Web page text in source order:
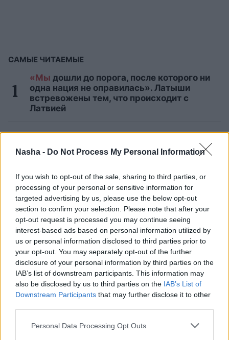
Nasha - Do Not Process My Personal Information
If you wish to opt-out of the sale, sharing to third parties, or
processing of your personal or sensitive information for
targeted advertising by us, please use the below opt-out
section to confirm your selection. Please note that after your
opt-out request is processed you may continue seeing
interest-based ads based on personal information utilized by
us or personal information disclosed to third parties prior to
your opt-out. You may separately opt-out of the further
disclosure of your personal information by third parties on the
IAB’s list of downstream participants. This information may
also be disclosed by us to third parties on the IAB’s List of
Downstream Participants that may further disclose it to other
Personal Data Processing Opt Outs
САМЫЕ ЧИТАЕМЫЕ
«Мы дошли до порога, после которого ни
одна нация не оправилась». Латыши
встревожены тем, что происходит с
Латвией
Людейувлёк быстрый IQ-тест: он
проверить твою эрудицию
Течётли в твоих жилах кровь
благородного происхождения? 10
фамилий, которые могут об этом
свидетельствовать
ФОТО. «Разве так можно?» В
Пурвциемсе соседи покрасили фасад
многоквартирного дома каждый в свой
цвет
«Ктоих ворует?» Покупатели заметили,
что в магазинах Латвии крадут